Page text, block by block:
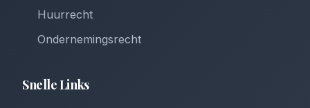
Huurrecht
Ondernemingsrecht
Snelle Links